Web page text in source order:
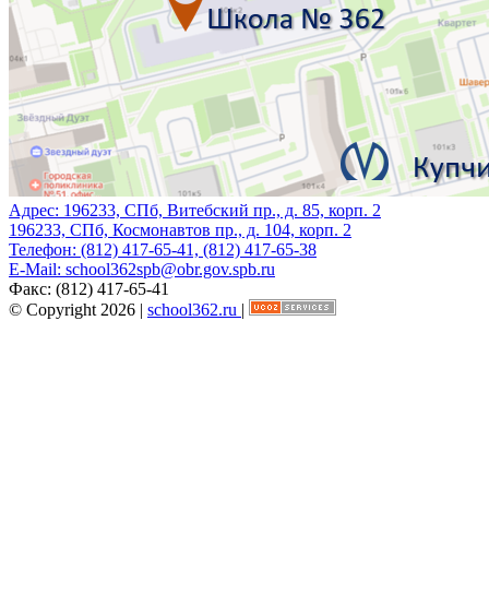
Адрес: 196233, СПб, Витебский пр., д. 85, корп. 2
196233, СПб, Космонавтов пр., д. 104, корп. 2
Телефон: (812) 417-65-41, (812) 417-65-38
E-Mail: school362spb@obr.gov.spb.ru
Факс: (812) 417-65-41
© Copyright 2026 | school362.ru |